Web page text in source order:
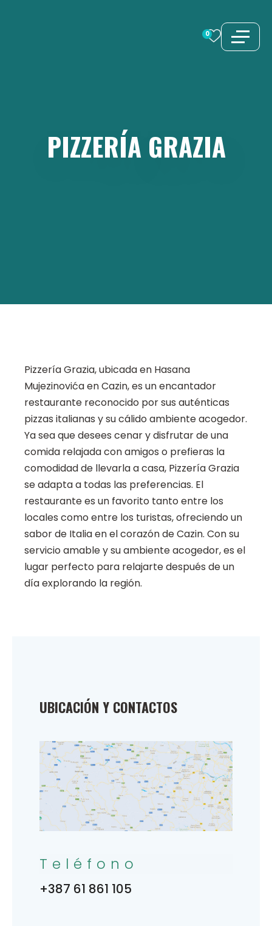
0
PIZZERÍA GRAZIA
Pizzería Grazia, ubicada en Hasana
Mujezinovića en Cazin, es un encantador
restaurante reconocido por sus auténticas
pizzas italianas y su cálido ambiente acogedor.
Ya sea que desees cenar y disfrutar de una
comida relajada con amigos o prefieras la
comodidad de llevarla a casa, Pizzería Grazia
se adapta a todas las preferencias. El
restaurante es un favorito tanto entre los
locales como entre los turistas, ofreciendo un
sabor de Italia en el corazón de Cazin. Con su
servicio amable y su ambiente acogedor, es el
lugar perfecto para relajarte después de un
día explorando la región.
UBICACIÓN Y CONTACTOS
Teléfono
+387 61 861 105